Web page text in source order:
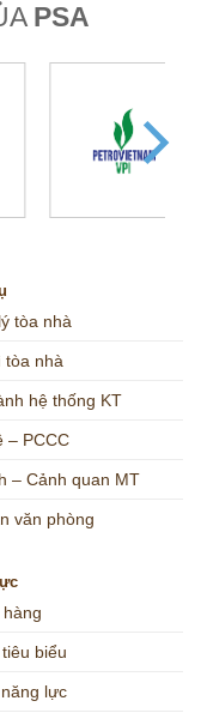
PSA
tòa nhà
tòa nhà
hệ thống KT
– PCCC
– Cảnh quan MT
văn phòng
hàng
biểu
lực